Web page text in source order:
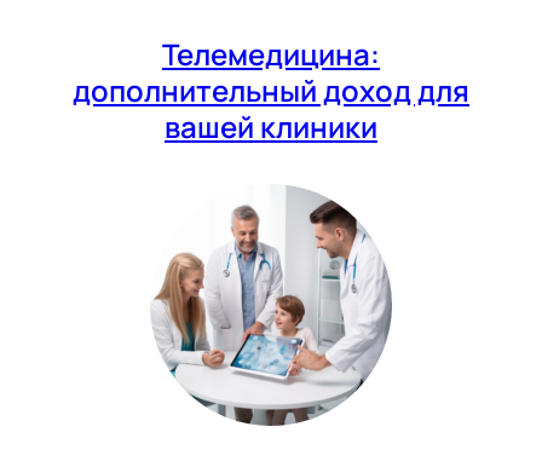
Телемедицина:
дополнительный доход для
вашей клиники